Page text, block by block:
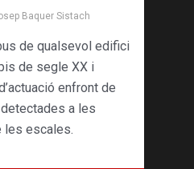
Baquer Sistach
de qualsevol edifici
de segle XX i
enfront de
a les
les escales.